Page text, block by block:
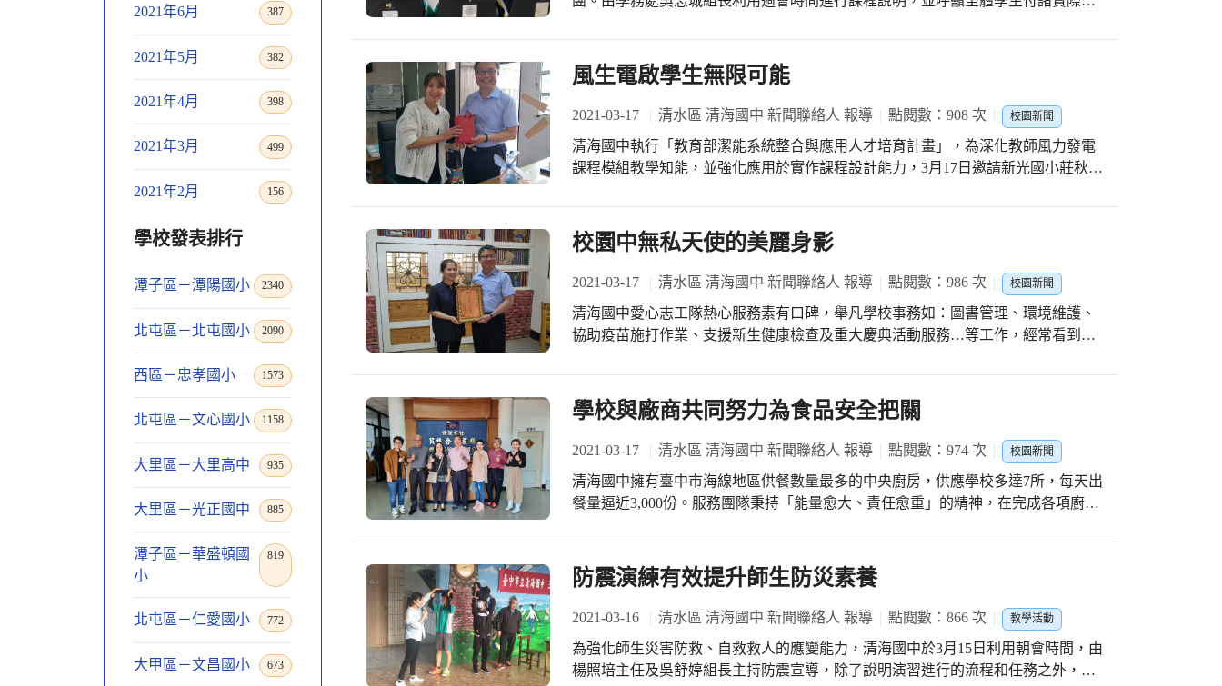
2021年6月 387
2021年5月 382
2021年4月 398
2021年3月 499
2021年2月 156
學校發表排行
潭子區－潭陽國小 2340
北屯區－北屯國小 2090
西區－忠孝國小 1573
北屯區－文心國小 1158
大里區－大里高中 935
大里區－光正國中 885
潭子區－華盛頓國
小
819
北屯區－仁愛國小 772
大甲區－文昌國小 673
項集會時間宣導均衡飲食觀念，並接軌國際教育，引導學生關心健康飲食和永續發
展等議題。 希望學生能養成綠色消費習慣，以「吃在地、食當季」為選擇基礎，體
驗正確的消費觀念對於環境保護的深遠影響。最後鼓勵學生由生活中自由發想，透
風生電啟學生無限可能
2021-03-17 清水區 清海國中 新聞聯絡人 報導 點閱數：908 次 校園新聞
清海國中執行「教育部潔能系統整合與應用人才培育計畫」，為深化教師風力發電
課程模組教學知能，並強化應用於實作課程設計能力，3月17日邀請新光國小莊秋蘭
中，也讓學生自然地建構綠能基本常識，深受學生喜愛。她鼓勵老師進行教學改變
和嘗試，透過寓教於樂方式，讓能源教育不再枯燥乏味。 她教學時發現學生學習遇
到最大的困難是扇葉製作，因此投身辦理臺中市風力創意玩具競賽多年，糾集更多
志同道合的教師精進風力發電教學；更期盼學生透過動手實作，瞭解扇葉如何受風
轉動，進而提供能量，引導學生深入瞭解扇葉設計的各種因素與轉動速度的關係。
最後她鼓勵學校老師組織學生綠能學習團隊，持續參加風力創意玩具競賽，鼓勵學
校園中無私天使的美麗身影
2021-03-17 清水區 清海國中 新聞聯絡人 報導 點閱數：986 次 校園新聞
清海國中愛心志工隊熱心服務素有口碑，舉凡學校事務如：圖書管理、環境維護、
協助疫苗施打作業、支援新生健康檢查及重大慶典活動服務…等工作，經常看到她
豐校長代為頒發表揚狀，感謝她們的無私付出。 黃女士打趣表示，感謝狀已多到家
中無處懸掛，可能需要再買一棟房子來收藏。感謝師生的認同、學校的提報及衛福
部的肯定，未來仍將秉持志工精神，持續投入志工服務。
學校與廠商共同努力為食品安全把關
2021-03-17 清水區 清海國中 新聞聯絡人 報導 點閱數：974 次 校園新聞
清海國中擁有臺中市海線地區供餐數量最多的中央廚房，供應學校多達7所，每天出
餐量逼近3,000份。服務團隊秉持「能量愈大、責任愈重」的精神，在完成各項廚房
品進行食材供應商訪廠，提醒廠商堅守承諾，配合本市食品安全的相關規範，透過
學校與廠商層層把關，共同守護孩子們的食安。 在聽取該廠簡報後，一行人旋即進
入廠區訪視。家長會湯會長尤其關心午餐食安，仔細詢問食材從進場、處理、儲存
到運送過程中每一細節，並對於有機蔬葉一貫作業的加工過程及申請通過「牛豬產
品無瘦肉精金標章」的用心讚譽有加。 訪廠後，張營養師依據訪廠過程所見，逐一
勾稽檢核表，並仔細檢視廠商所提供佐證資料，一絲不苟的態度和專業知能的展
防震演練有效提升師生防災素養
2021-03-16 清水區 清海國中 新聞聯絡人 報導 點閱數：866 次 教學活動
為強化師生災害防救、自救救人的應變能力，清海國中於3月15日利用朝會時間，由
楊照培主任及吳舒婷組長主持防震宣導，除了說明演習進行的流程和任務之外，更